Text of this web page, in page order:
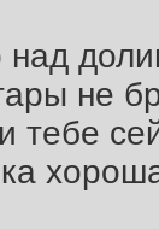
над
не
тебе